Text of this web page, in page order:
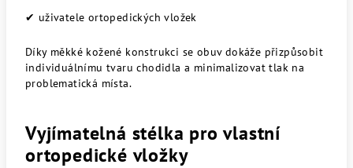
✔ uživatele ortopedických vložek
Díky měkké kožené konstrukci se obuv dokáže přizpůsobit
individuálnímu tvaru chodidla a minimalizovat tlak na
problematická místa.
Vyjímatelná stélka pro vlastní
ortopedické vložky